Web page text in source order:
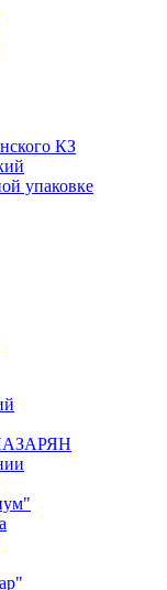
КЗ
упаковке